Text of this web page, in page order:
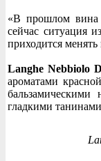
«В прошлом вина
сейчас ситуация
приходится
Langhe Nebbiolo
ароматами
гладкими